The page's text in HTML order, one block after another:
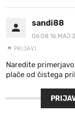
sandi88
06:08 16.MAJ
PRIJAVI
Naredite
plače od čistega